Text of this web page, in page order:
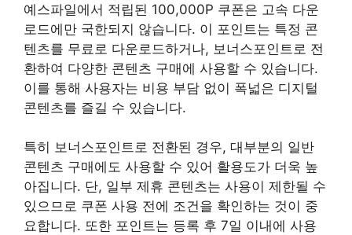
예스파일에서 적립된 100,000P 쿠폰은 고속 다운
로드에만 국한되지 않습니다. 이 포인트는 특정 콘
텐츠를 무료로 다운로드하거나, 보너스포인트로 전
환하여 다양한 콘텐츠 구매에 사용할 수 있습니다.
이를 통해 사용자는 비용 부담 없이 폭넓은 디지털
콘텐츠를 즐길 수 있습니다.
특히 보너스포인트로 전환된 경우, 대부분의 일반
콘텐츠 구매에도 사용할 수 있어 활용도가 더욱 높
아집니다. 단, 일부 제휴 콘텐츠는 사용이 제한될 수
있으므로 쿠폰 사용 전에 조건을 확인하는 것이 중
요합니다. 또한 포인트는 등록 후 7일 이내에 사용